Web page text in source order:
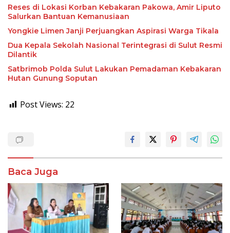
Reses di Lokasi Korban Kebakaran Pakowa, Amir Liputo
Salurkan Bantuan Kemanusiaan
Yongkie Limen Janji Perjuangkan Aspirasi Warga Tikala
Dua Kepala Sekolah Nasional Terintegrasi di Sulut Resmi
Dilantik
Satbrimob Polda Sulut Lakukan Pemadaman Kebakaran
Hutan Gunung Soputan
Post Views: 22
Baca Juga